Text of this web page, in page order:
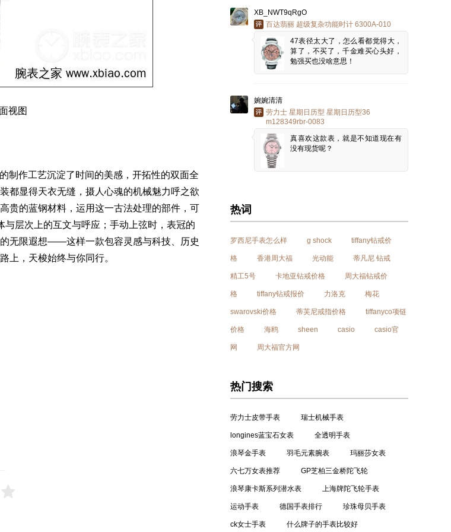
视图
制作工艺沉淀了时间的美感，开拓性的双面全
都显得天衣无缝，摄人心魂的机械魅力呼之欲
贵的蓝钢材料，运用这一古法处理的部件，可
层次上的互文与呼应；手动上弦时，表冠的
无限遐想——这样一款包容灵感与科技、历史
上，天梭始终与你同行。
XB_NWT9qRgO
百达翡丽 超级复杂功能时计 6300A-010
47表径太大了，怎么看都觉得大，
算了，不买了，千金难买心头好，
勉强买也没啥意思！
婉婉清清
劳力士 星期日历型 星期日历型36
m128349rbr-0083
真喜欢这款表，就是不知道现在有
没有现货呢？
热词
罗西尼手表怎么样 g shock tiffany钻戒价
格 香港周大福 光动能 蒂凡尼 钻戒
精工5号 卡地亚钻戒价格 周大福钻戒价
格 tiffany钻戒报价 力洛克 梅花
swarovski价格 蒂芙尼戒指价格 tiffanyco项链
价格 海鸥 sheen casio casio官
网 周大福官方网
热门搜索
劳力士皮带手表 瑞士机械手表
longines蓝宝石女表 全透明手表
浪琴金手表 羽毛元素腕表 玛丽莎女表
六七万女表推荐 GP芝柏三金桥陀飞轮
浪琴康卡斯系列潜水表 上海牌陀飞轮手表
运动手表 德国手表排行 珍珠母贝手表
ck女士手表 什么牌子的手表比较好